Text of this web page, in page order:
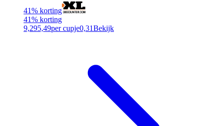
41% korting
41% korting
9,295,49per cupje0,31Bekijk